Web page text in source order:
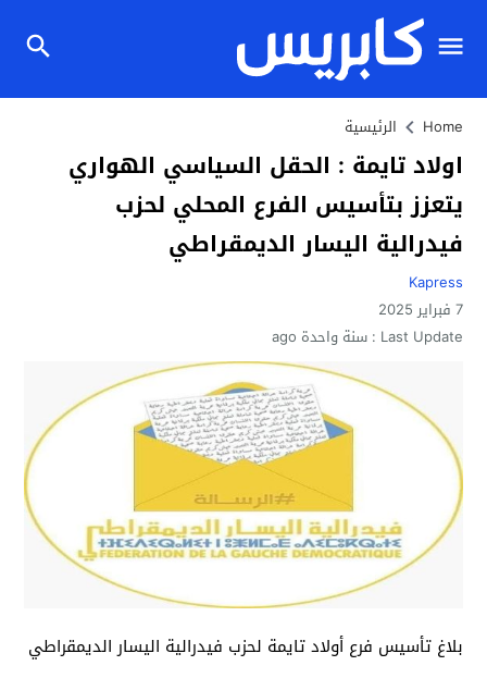
Home الرئيسية
اولاد تايمة : الحقل السياسي الهواري
يتعزز بتأسيس الفرع المحلي لحزب
فيدرالية اليسار الديمقراطي
Kapress
7 فبراير 2025
Last Update : سنة واحدة ago
بلاغ تأسيس فرع أولاد تايمة لحزب فيدرالية اليسار الديمقراطي